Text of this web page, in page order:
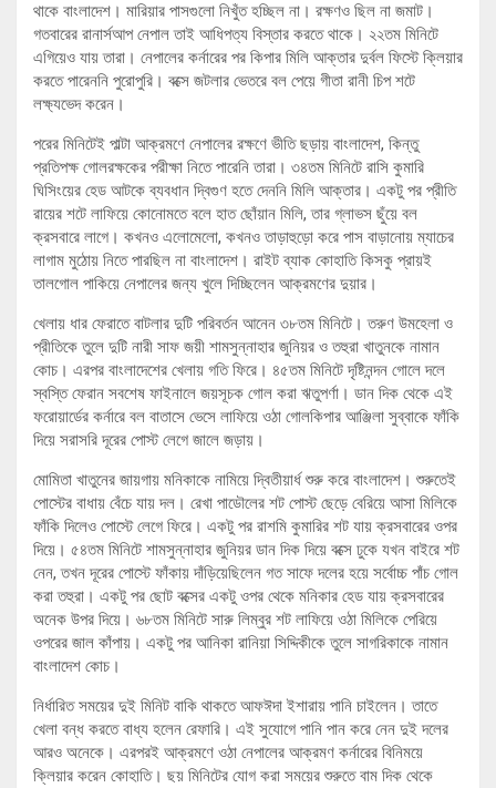
থাকে বাংলাদেশ। মারিয়ার পাসগুলো নিখুঁত হচ্ছিল না। রক্ষণও ছিল না জমাট।
গতবারের রানার্সআপ নেপাল তাই আধিপত্য বিস্তার করতে থাকে। ২২তম মিনিটে
এগিয়েও যায় তারা। নেপালের কর্নারের পর কিপার মিলি আক্তার দুর্বল ফিস্টে ক্লিয়ার
করতে পারেননি পুরোপুরি। বক্সে জটলার ভেতরে বল পেয়ে গীতা রানী চিপ শটে
লক্ষ্যভেদ করেন।
পরের মিনিটেই পাল্টা আক্রমণে নেপালের রক্ষণে ভীতি ছড়ায় বাংলাদেশ, কিন্তু
প্রতিপক্ষ গোলরক্ষকের পরীক্ষা নিতে পারেনি তারা। ৩৪তম মিনিটে রাসি কুমারি
ঘিসিংয়ের হেড আটকে ব্যবধান দ্বিগুণ হতে দেননি মিলি আক্তার। একটু পর প্রীতি
রায়ের শটে লাফিয়ে কোনোমতে বলে হাত ছোঁয়ান মিলি, তার গ্লাভস ছুঁয়ে বল
ক্রসবারে লাগে। কখনও এলোমেলো, কখনও তাড়াহুড়ো করে পাস বাড়ানোয় ম্যাচের
লাগাম মুঠোয় নিতে পারছিল না বাংলাদেশ। রাইট ব্যাক কোহাতি কিসকু প্রায়ই
তালগোল পাকিয়ে নেপালের জন্য খুলে দিচ্ছিলেন আক্রমণের দুয়ার।
খেলায় ধার ফেরাতে বাটলার দুটি পরিবর্তন আনেন ৩৮তম মিনিটে। তরুণ উমহেলা ও
প্রীতিকে তুলে দুটি নারী সাফ জয়ী শামসুন্নাহার জুনিয়র ও তহুরা খাতুনকে নামান
কোচ। এরপর বাংলাদেশের খেলায় গতি ফিরে। ৪৫তম মিনিটে দৃষ্টিনন্দন গোলে দলে
স্বস্তি ফেরান সবশেষ ফাইনালে জয়সূচক গোল করা ঋতুপর্ণা। ডান দিক থেকে এই
ফরোয়ার্ডের কর্নারে বল বাতাসে ভেসে লাফিয়ে ওঠা গোলকিপার আঞ্জিলা সুব্বাকে ফাঁকি
দিয়ে সরাসরি দূরের পোস্ট লেগে জালে জড়ায়।
মোমিতা খাতুনের জায়গায় মনিকাকে নামিয়ে দ্বিতীয়ার্ধ শুরু করে বাংলাদেশ। শুরুতেই
পোস্টের বাধায় বেঁচে যায় দল। রেখা পাডৌলের শট পোস্ট ছেড়ে বেরিয়ে আসা মিলিকে
ফাঁকি দিলেও পোস্টে লেগে ফিরে। একটু পর রাশমি কুমারির শট যায় ক্রসবারের ওপর
দিয়ে। ৫৪তম মিনিটে শামসুন্নাহার জুনিয়র ডান দিক দিয়ে বক্সে ঢুকে যখন বাইরে শট
নেন, তখন দূরের পোস্টে ফাঁকায় দাঁড়িয়েছিলেন গত সাফে দলের হয়ে সর্বোচ্চ পাঁচ গোল
করা তহুরা। একটু পর ছোট বক্সের একটু ওপর থেকে মনিকার হেড যায় ক্রসবারের
অনেক উপর দিয়ে। ৬৮তম মিনিটে সারু লিম্বুর শট লাফিয়ে ওঠা মিলিকে পেরিয়ে
ওপরের জাল কাঁপায়। একটু পর আনিকা রানিয়া সিদ্দিকীকে তুলে সাগরিকাকে নামান
বাংলাদেশ কোচ।
নির্ধারিত সময়ের দুই মিনিট বাকি থাকতে আফঈদা ইশারায় পানি চাইলেন। তাতে
খেলা বন্ধ করতে বাধ্য হলেন রেফারি। এই সুযোগে পানি পান করে নেন দুই দলের
আরও অনেকে। এরপরই আক্রমণে ওঠা নেপালের আক্রমণ কর্নারের বিনিময়ে
ক্লিয়ার করেন কোহাতি। ছয় মিনিটের যোগ করা সময়ের শুরুতে বাম দিক থেকে